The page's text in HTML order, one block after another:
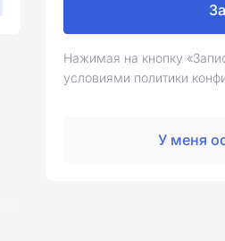
Нажимая на кнопку
условиями политики
У меня